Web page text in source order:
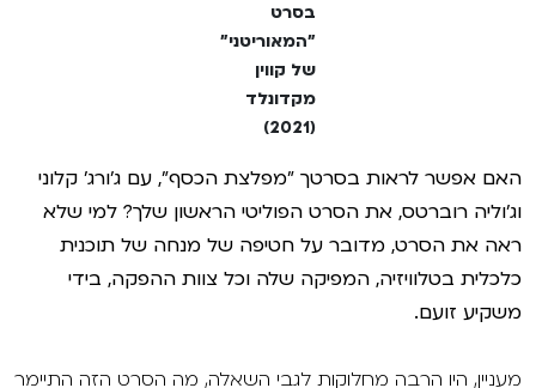
בסרט
"המאוריטני"
של קווין
מקדונלד
(2021)
האם אפשר לראות בסרטך "מפלצת הכסף", עם ג'ורג' קלוני
וג'וליה רוברטס, את הסרט הפוליטי הראשון שלך? למי שלא
ראה את הסרט, מדובר על חטיפה של מנחה של תוכנית
כלכלית בטלוויזיה, המפיקה שלה וכל צוות ההפקה, בידי
משקיע זועם.
מעניין, היו הרבה מחלוקות לגבי השאלה, מה הסרט הזה התיימר